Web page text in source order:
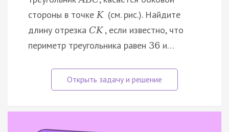
стороны в точкеK (см. рис.). Найдите
длину отрезка CK , если известно, что
периметр треугольника равен 36 и…